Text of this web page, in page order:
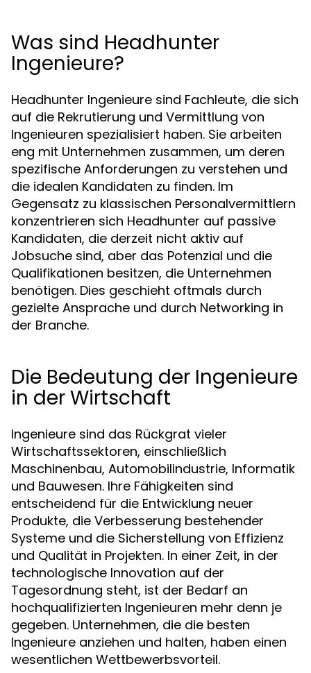
Was sind Headhunter
Ingenieure?
Headhunter Ingenieure sind Fachleute, die sich
auf die Rekrutierung und Vermittlung von
Ingenieuren spezialisiert haben. Sie arbeiten
eng mit Unternehmen zusammen, um deren
spezifische Anforderungen zu verstehen und
die idealen Kandidaten zu finden. Im
Gegensatz zu klassischen Personalvermittlern
konzentrieren sich Headhunter auf passive
Kandidaten, die derzeit nicht aktiv auf
Jobsuche sind, aber das Potenzial und die
Qualifikationen besitzen, die Unternehmen
benötigen. Dies geschieht oftmals durch
gezielte Ansprache und durch Networking in
der Branche.
Die Bedeutung der Ingenieure
in der Wirtschaft
Ingenieure sind das Rückgrat vieler
Wirtschaftssektoren, einschließlich
Maschinenbau, Automobilindustrie, Informatik
und Bauwesen. Ihre Fähigkeiten sind
entscheidend für die Entwicklung neuer
Produkte, die Verbesserung bestehender
Systeme und die Sicherstellung von Effizienz
und Qualität in Projekten. In einer Zeit, in der
technologische Innovation auf der
Tagesordnung steht, ist der Bedarf an
hochqualifizierten Ingenieuren mehr denn je
gegeben. Unternehmen, die die besten
Ingenieure anziehen und halten, haben einen
wesentlichen Wettbewerbsvorteil.